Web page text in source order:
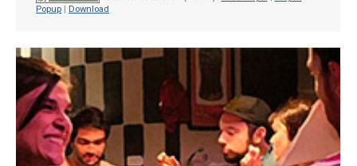
Popup
Download